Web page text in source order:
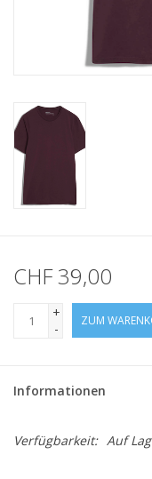
CHF 39,00
+
-
ZUM
Informationen
Verfügbarkeit: Auf